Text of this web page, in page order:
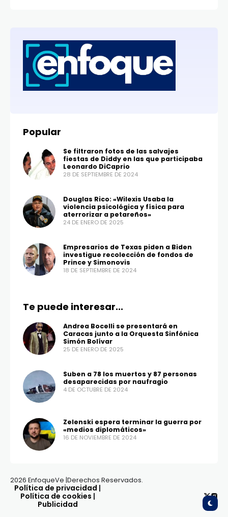
Popular
Se filtraron fotos de las salvajes
fiestas de Diddy en las que participaba
Leonardo DiCaprio
28 DE SEPTIEMBRE DE 2024
Douglas Rico: «Wilexis Usaba la
violencia psicológica y física para
aterrorizar a petareños»
24 DE ENERO DE 2025
Empresarios de Texas piden a Biden
investigue recolección de fondos de
Prince y Simonovis
18 DE SEPTIEMBRE DE 2024
Te puede interesar...
Andrea Bocelli se presentará en
Caracas junto a la Orquesta Sinfónica
Simón Bolívar
25 DE ENERO DE 2025
Suben a 78 los muertos y 87 personas
desaparecidas por naufragio
4 DE OCTUBRE DE 2024
Zelenski espera terminar la guerra por
«medios diplomáticos»
16 DE NOVIEMBRE DE 2024
2026 EnfoqueVe |Derechos Reservados.
Política de privacidad |
Política de cookies |
Publicidad